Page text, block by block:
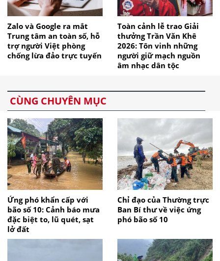
Zalo và Google ra mắt
Trung tâm an toàn số, hỗ
trợ người Việt phòng
chống lừa đảo trực tuyến
Toàn cảnh lễ trao Giải
thưởng Trần Văn Khê
2026: Tôn vinh những
người giữ mạch nguồn
âm nhạc dân tộc
CÙNG CHUYÊN MỤC
Ứng phó khẩn cấp với
bão số 10: Cảnh báo mưa
đặc biệt to, lũ quét, sạt
lở đất
Chỉ đạo của Thường trực
Ban Bí thư về việc ứng
phó bão số 10